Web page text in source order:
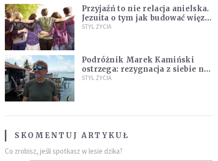
Przyjaźń to nie relacja anielska.
Jezuita o tym jak budować więzi
na całe życie
STYL ŻYCIA
Podróżnik Marek Kamiński
ostrzega: rezygnacja z siebie na
rzecz partnera to błąd
STYL ŻYCIA
SKOMENTUJ ARTYKUŁ
Co zrobisz, jeśli spotkasz w lesie dzika?